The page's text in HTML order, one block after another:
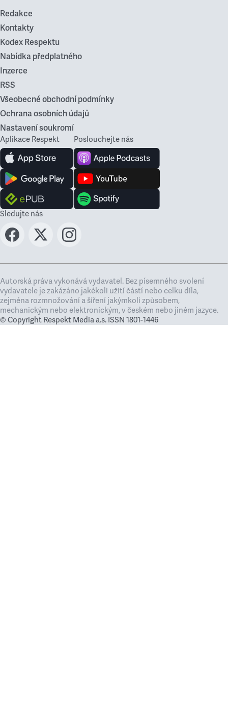
Redakce
Kontakty
Kodex Respektu
Nabídka předplatného
Inzerce
RSS
Všeobecné obchodní podmínky
Ochrana osobních údajů
Nastavení soukromí
Aplikace Respekt Poslouchejte nás
Sledujte nás
Autorská práva vykonává vydavatel. Bez písemného svolení
vydavatele je zakázáno jakékoli užití částí nebo celku díla,
zejména rozmnožování a šíření jakýmkoli způsobem,
mechanickým nebo elektronickým, v českém nebo jiném jazyce.
© Copyright Respekt Media a.s. ISSN 1801-1446